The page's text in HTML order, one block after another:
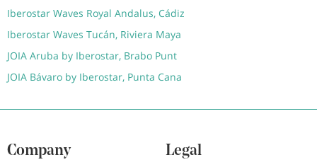
Iberostar Waves Royal Andalus, Cádiz
Iberostar Waves Tucán, Riviera Maya
JOIA Aruba by Iberostar, Brabo Punt
JOIA Bávaro by Iberostar, Punta Cana
Company Legal